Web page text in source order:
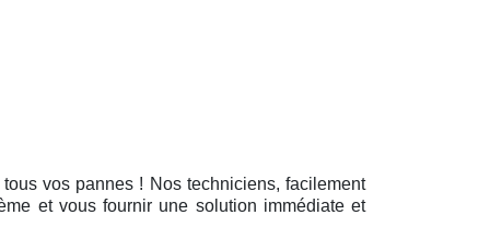
vos pannes ! Nos techniciens, facilement
et vous fournir une solution immédiate et